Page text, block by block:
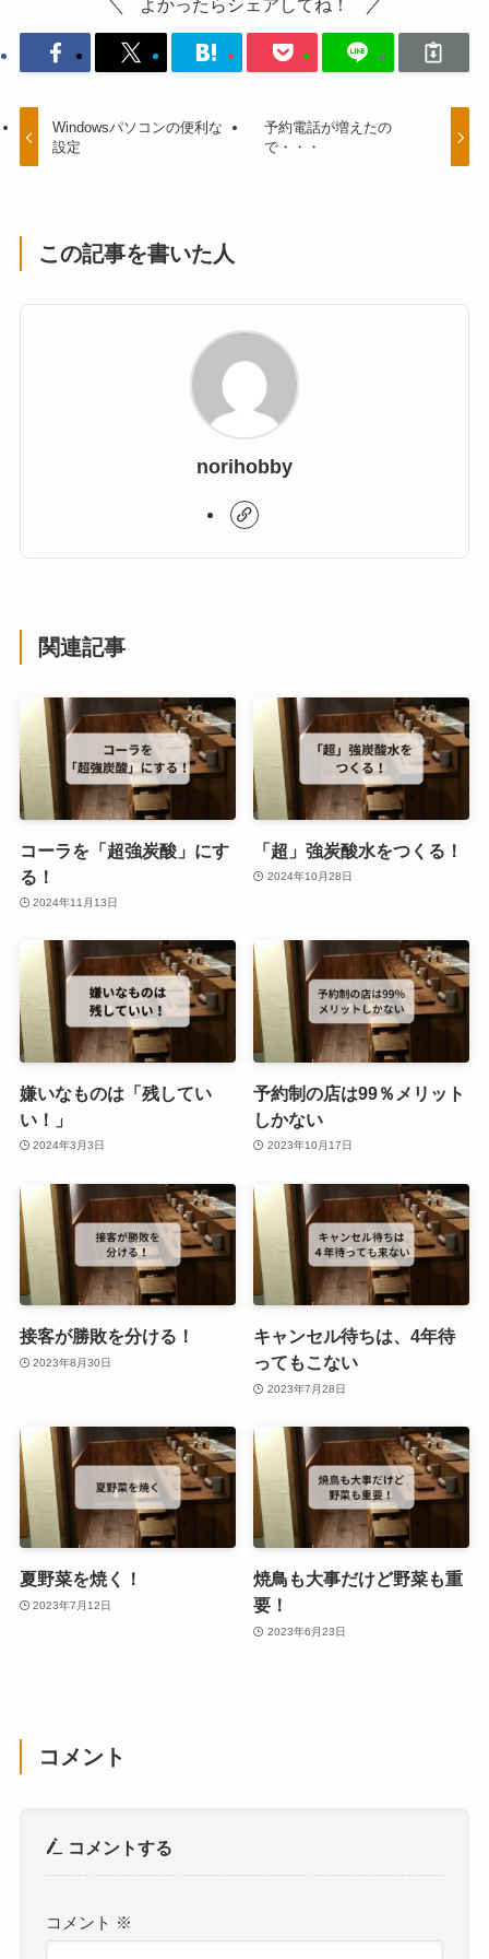
よかったらシェアしてね！
Windowsパソコンの便利な
設定
予約電話が増えたの
で・・・
この記事を書いた人
norihobby
関連記事
コーラを「超強炭酸」にす
る！
2024年11月13日
「超」強炭酸水をつくる！
2024年10月28日
嫌いなものは「残してい
い！」
2024年3月3日
予約制の店は99％メリット
しかない
2023年10月17日
接客が勝敗を分ける！
2023年8月30日
キャンセル待ちは、4年待
ってもこない
2023年7月28日
夏野菜を焼く！
2023年7月12日
焼鳥も大事だけど野菜も重
要！
2023年6月23日
コメント
コメントする
コメント ※